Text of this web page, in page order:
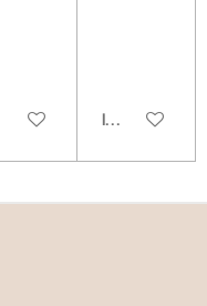
DETAILSIN